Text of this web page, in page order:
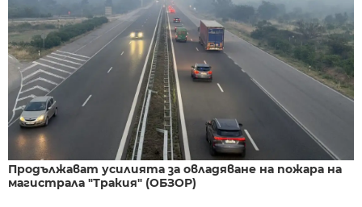
Продължават усилията за овладяване на пожара на
магистрала "Тракия" (ОБЗОР)